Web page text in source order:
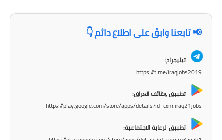
المرحلة الاعدادية
دروس
المرحلة الاعدادية
📢 تابعنا وابقَ على اطلاع دائم 👇
تيليجرام:
https://t.me/iraqjobs2019
تطبيق وظائف العراق:
https://play.google.com/store/apps/details?id=com.iraq21jobs
تطبيق الرعاية الاجتماعية: